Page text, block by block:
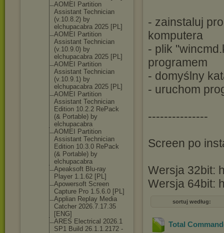
AOMEI Partition
Assistant Technician
(v.10.8.2) by
elchupacabra 2025 [PL]
AOMEI Partition
Assistant Technician
(v.10.9.0) by
elchupacabra 2025 [PL]
AOMEI Partition
Assistant Technician
(v.10.9.1) by
elchupacabra 2025 [PL]
AOMEI Partition
Assistant Technician
Edition 10.2.2 RePack
(& Portable) by
elchupacabra
AOMEI Partition
Assistant Technician
Edition 10.3.0 RePack
(& Portable) by
elchupacabra
Apeaksoft Blu-ray
Player 1.1.62 [PL]
Apowersoft Screen
Capture Pro 1.5.6.0 [PL]
Applian Replay Media
Catcher 2026.7.17.35
[ENG]
ARES Electrical 2026.1
SP1 Build 26.1.1.2172 -
- zainstaluj
komputera
- plik
programem
- domyślny
- uruchom
---------------
Screen po
Wersja 32bit:
Wersja 64bit:
sortuj według:
Total